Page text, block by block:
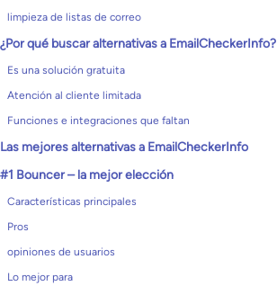
limpieza de listas de correo
¿Por qué buscar alternativas a EmailCheckerInfo?
Es una solución gratuita
Atención al cliente limitada
Funciones e integraciones que faltan
Las mejores alternativas a EmailCheckerInfo
#1 Bouncer – la mejor elección
Características principales
Pros
opiniones de usuarios
Lo mejor para